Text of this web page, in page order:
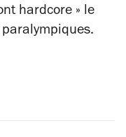
hardcore » le